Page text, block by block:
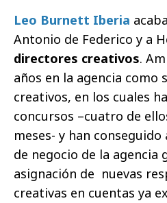
Leo Burnett Iberia
Antonio de Federico y a
directores creativos.
años en la agencia como
creativos, en los cuales
concursos –cuatro de
meses- y han
de negocio de la agencia
asignación de nuevas
creativas en cuentas ya